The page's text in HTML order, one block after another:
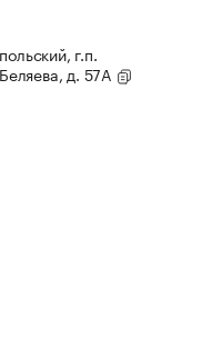
г.п.
д. 57А